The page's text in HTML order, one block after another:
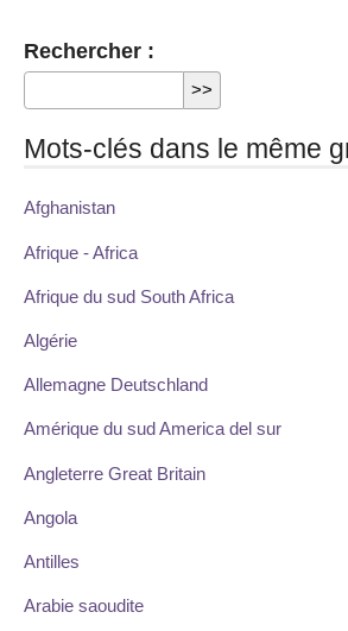
Rechercher :
Mots-clés dans le même
Afghanistan
Afrique - Africa
Afrique du sud South Africa
Algérie
Allemagne Deutschland
Amérique du sud America del sur
Angleterre Great Britain
Angola
Antilles
Arabie saoudite